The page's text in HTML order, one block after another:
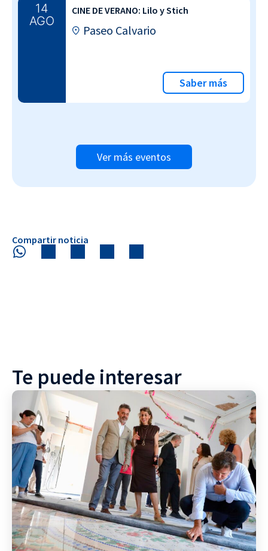
14
AGO
CINE DE VERANO: Lilo y Stich
Paseo Calvario
Saber más
Ver más eventos
Compartir noticia
Te puede interesar